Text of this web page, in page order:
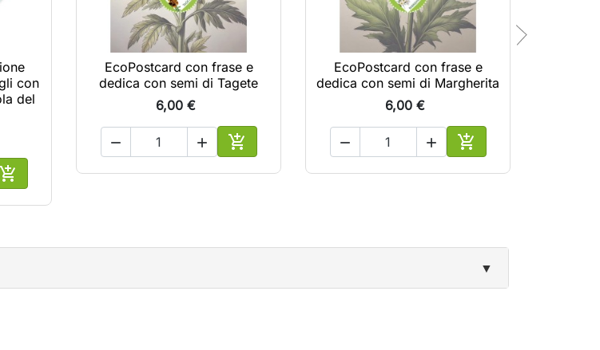
con
del

Aggiungi al carrello
EcoPostcard con frase e
dedica con semi di Tagete
6,00 €
  
Aggiungi al carrello
EcoPostcard con frase e
dedica con semi di Margherita
6,00 €
  
Aggiungi al carrello
▼